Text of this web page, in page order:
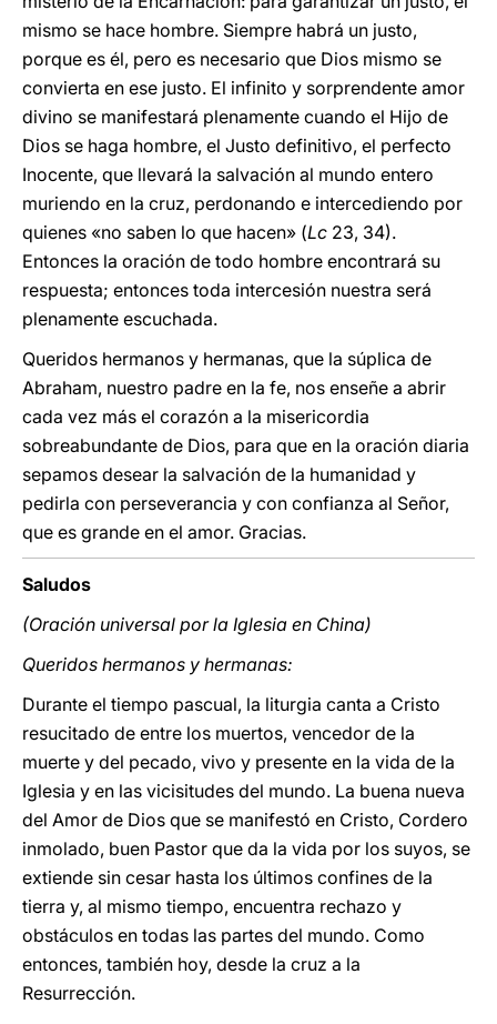
mismo se hace hombre. Siempre habrá un justo,
porque es él, pero es necesario que Dios mismo se
convierta en ese justo. El infinito y sorprendente amor
divino se manifestará plenamente cuando el Hijo de
Dios se haga hombre, el Justo definitivo, el perfecto
Inocente, que llevará la salvación al mundo entero
muriendo en la cruz, perdonando e intercediendo por
quienes «no saben lo que hacen» (Lc 23, 34).
Entonces la oración de todo hombre encontrará su
respuesta; entonces toda intercesión nuestra será
plenamente escuchada.
Queridos hermanos y hermanas, que la súplica de
Abraham, nuestro padre en la fe, nos enseñe a abrir
cada vez más el corazón a la misericordia
sobreabundante de Dios, para que en la oración diaria
sepamos desear la salvación de la humanidad y
pedirla con perseverancia y con confianza al Señor,
que es grande en el amor. Gracias.
Saludos
(Oración universal por la Iglesia en China)
Queridos hermanos y hermanas:
Durante el tiempo pascual, la liturgia canta a Cristo
resucitado de entre los muertos, vencedor de la
muerte y del pecado, vivo y presente en la vida de la
Iglesia y en las vicisitudes del mundo. La buena nueva
del Amor de Dios que se manifestó en Cristo, Cordero
inmolado, buen Pastor que da la vida por los suyos, se
extiende sin cesar hasta los últimos confines de la
tierra y, al mismo tiempo, encuentra rechazo y
obstáculos en todas las partes del mundo. Como
entonces, también hoy, desde la cruz a la
Resurrección.